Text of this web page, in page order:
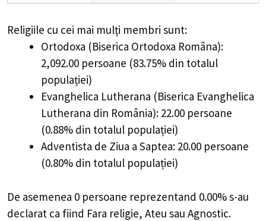
Religiile cu cei mai mulți membri sunt:
Ortodoxa (Biserica Ortodoxa Româna):
2,092.00 persoane (83.75% din totalul
populației)
Evanghelica Lutherana (Biserica Evanghelica
Lutherana din România): 22.00 persoane
(0.88% din totalul populației)
Adventista de Ziua a Saptea: 20.00 persoane
(0.80% din totalul populației)
De asemenea 0 persoane reprezentand 0.00% s-au
declarat ca fiind Fara religie, Ateu sau Agnostic.